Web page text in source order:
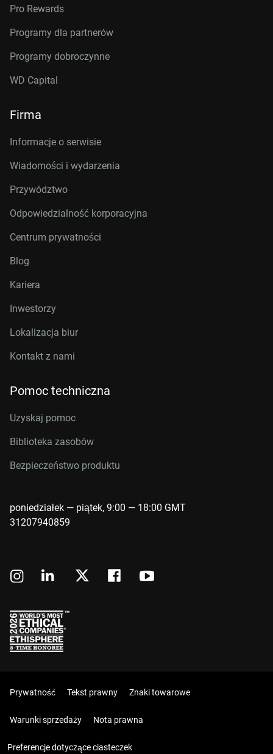
Pro Rewards
Programy dla partnerów
Programy dobroczynne
WD Capital
Firma
Informacje o serwisie
Wiadomości i wydarzenia
Przywództwo
Odpowiedzialność korporacyjna
Centrum prywatności
Blog
Kariera
Inwestorzy
Lokalizacja biur
Kontakt z nami
Pomoc techniczna
Uzyskaj pomoc
Biblioteka zasobów
Bezpieczeństwo produktu
poniedziałek — piątek, 9:00 — 18:00 GMT
31207940859
Prywatność Tekst prawny Znaki towarowe
Warunki sprzedaży Nota prawna
Preferencje dotyczące ciasteczek